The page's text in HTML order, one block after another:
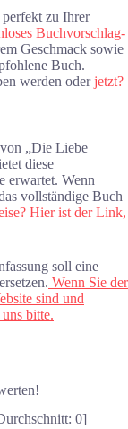
perfekt zu Ihrer
Buchvorschlag-
Geschmack sowie
Buch.
werden oderjetzt?
„Die Liebe
diese
erwartet. Wenn
vollständige Buch
Hier ist der Link,
soll eine
Wenn Sie der
sind und
bitte.
0]